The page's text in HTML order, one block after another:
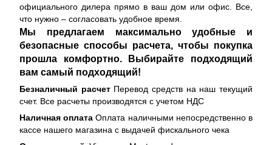
официального дилера прямо в ваш дом или офис. Все,
что нужно – согласовать удобное время.
Мы предлагаем максимально удобные и
безопасные способы расчета, чтобы покупка
прошла комфортно. Выбирайте подходящий
вам самый подходящий!
Безналичный расчетПеревод средств на наш текущий
счет. Все расчеты производятся с учетом НДС
Наличная оплата Оплата наличными непосредственно в
кассе нашего магазина с выдачей фискального чека